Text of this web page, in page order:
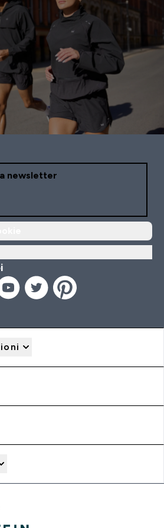
non li ho resi e li ho
mia sorella.
newsletter